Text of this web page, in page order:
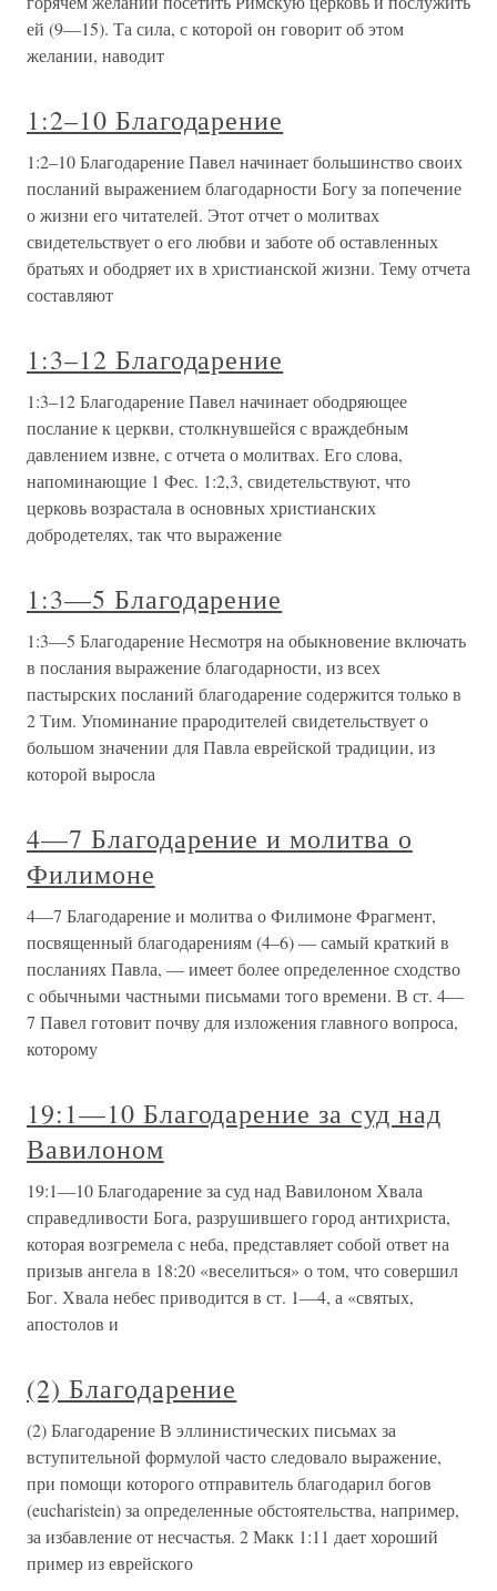
ей (9—15). Та сила, с которой он говорит об этом
желании, наводит
1:2–10 Благодарение
1:2–10 Благодарение Павел начинает большинство своих
посланий выражением благодарности Богу за попечение
о жизни его читателей. Этот отчет о молитвах
свидетельствует о его любви и заботе об оставленных
братьях и ободряет их в христианской жизни. Тему отчета
составляют
1:3–12 Благодарение
1:3–12 Благодарение Павел начинает ободряющее
послание к церкви, столкнувшейся с враждебным
давлением извне, с отчета о молитвах. Его слова,
напоминающие 1 Фес. 1:2,3, свидетельствуют, что
церковь возрастала в основных христианских
добродетелях, так что выражение
1:3—5 Благодарение
1:3—5 Благодарение Несмотря на обыкновение включать
в послания выражение благодарности, из всех
пастырских посланий благодарение содержится только в
2 Тим. Упоминание прародителей свидетельствует о
большом значении для Павла еврейской традиции, из
которой выросла
4—7 Благодарение и молитва о
Филимоне
4—7 Благодарение и молитва о Филимоне Фрагмент,
посвященный благодарениям (4–6) — самый краткий в
посланиях Павла, — имеет более определенное сходство
с обычными частными письмами того времени. В ст. 4—
7 Павел готовит почву для изложения главного вопроса,
которому
19:1—10 Благодарение за суд над
Вавилоном
19:1—10 Благодарение за суд над Вавилоном Хвала
справедливости Бога, разрушившего город антихриста,
которая возгремела с неба, представляет собой ответ на
призыв ангела в 18:20 «веселиться» о том, что совершил
Бог. Хвала небес приводится в ст. 1—4, а «святых,
апостолов и
(2) Благодарение
(2) Благодарение В эллинистических письмах за
вступительной формулой часто следовало выражение,
при помощи которого отправитель благодарил богов
(eucharistein) за определенные обстоятельства, например,
за избавление от несчастья. 2 Макк 1:11 дает хороший
пример из еврейского